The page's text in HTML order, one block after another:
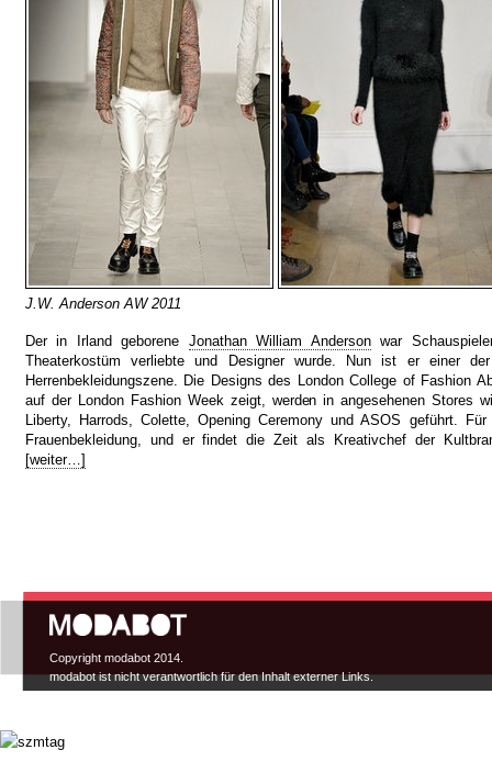
J.W. Anderson AW 2011
Der in Irland geborene Jonathan William Andersonwar
Theaterkostüm verliebte und Designer wurde. Nun ist er einer
Herrenbekleidungszene. Die Designs des London College of Fashion
auf der London Fashion Week zeigt, werden in angesehenen Stores
Liberty, Harrods, Colette, Opening Ceremony und ASOS geführt.
Frauenbekleidung, und er findet die Zeit als Kreativchef der
[weiter…]
Hauptmenü
Copyright modabot 2014.
modabot ist nicht verantwortlich für den Inhalt externer Links.